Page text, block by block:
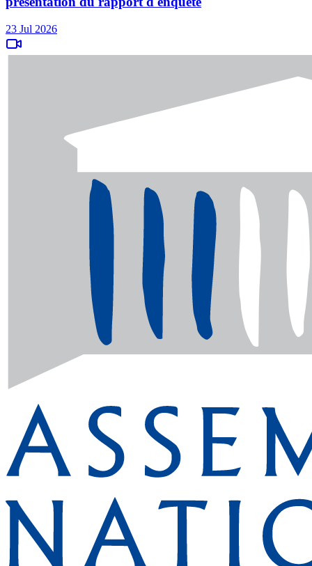
23 Jul 2026